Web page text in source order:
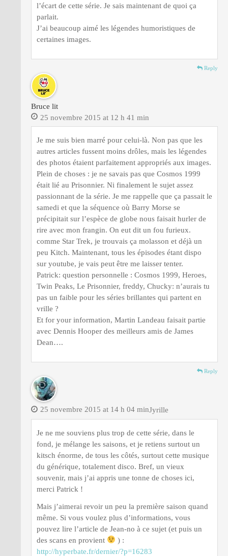
l’écart de cette série. Je sais maintenant de quoi ça
parlait.
J’ai beaucoup aimé les légendes humoristiques de
certaines images.
Reply
Bruce lit
25 novembre 2015 at 12 h 41 min
Je me suis bien marré pour celui-là. Non pas que les
autres articles fussent moins drôles, mais les légendes
des photos étaient parfaitement appropriés aux images.
Plein de choses : je ne savais pas que Cosmos 1999
était lié au Prisonnier. Ni finalement le sujet assez
passionnant de la série. Je me rappelle que ça passait le
samedi et que la séquence où Barry Morse se
précipitait sur l’espèce de globe nous faisait hurler de
rire avec mon frangin. On eut dit un fou furieux.
comme Star Trek, je trouvais ça molasson et déjà un
peu Kitch. Maintenant, tous les épisodes étant dispo
sur youtube, je vais peut être me laisser tenter.
Patrick: question personnelle : Cosmos 1999, Heroes,
Twin Peaks, Le Prisonnier, freddy, Chucky: n’aurais tu
pas un faible pour les séries brillantes qui partent en
vrille ?
Et for your information, Martin Landeau faisait partie
avec Dennis Hooper des meilleurs amis de James
Dean….
Reply
Jyrille
25 novembre 2015 at 14 h 04 min
Je ne me souviens plus trop de cette série, dans le
fond, je mélange les saisons, et je retiens surtout un
kitsch énorme, de tous les côtés, surtout cette musique
du générique, totalement disco. Bref, un vieux
souvenir, mais j’ai appris une tonne de choses ici,
merci Patrick !
Mais j’aimerai revoir un peu la première saison quand
même. Si vous voulez plus d’informations, vous
pouvez lire l’article de Jean-no à ce sujet (et puis un
des scans en provient
) :
http://hyperbate.fr/dernier/?p=16283